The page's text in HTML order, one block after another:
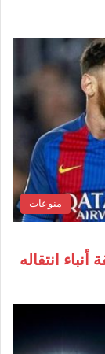
منوعات
انتقاله